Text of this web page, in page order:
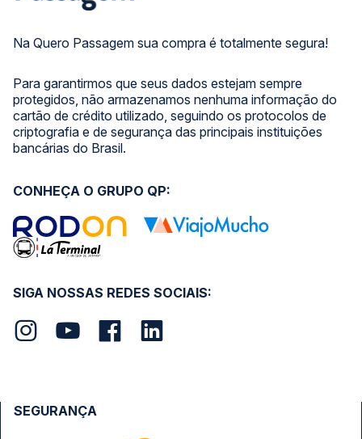
Na Quero Passagem sua compra é totalmente segura!
Para garantirmos que seus dados estejam sempre
protegidos, não armazenamos nenhuma informação do
cartão de crédito utilizado, seguindo os protocolos de
criptografia e de segurança das principais instituições
bancárias do Brasil.
SIGA NOSSAS REDES SOCIAIS:
CONHEÇA O GRUPO QP:
SEGURANÇA